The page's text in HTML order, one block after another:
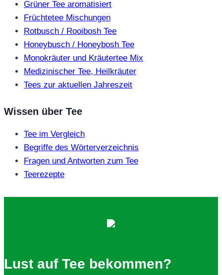
Grüner Tee aromatisiert
Früchtetee Mischungen
Rotbusch / Rooibosh Tee
Honeybusch / Honeybosh Tee
Monokräuter und Kräutertee Mix
Medizinischer Tee, Heilkräuter
Tees zur aktuellen Jahreszeit
Wissen über Tee
Tee im Vergleich
Begriffe des Wörterverzeichnis
Fragen und Antworten zum Tee
Teerezepte
Lust auf Tee bekommen?